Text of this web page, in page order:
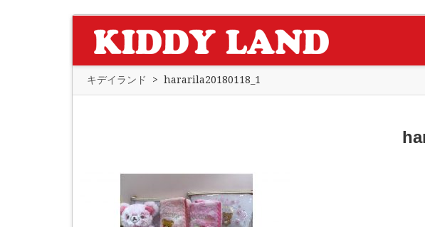
キデイランド > hararila20180118_1